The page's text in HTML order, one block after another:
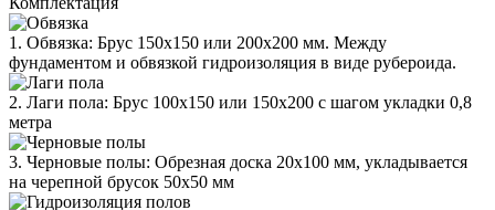
1. Обвязка: Брус 150х150 или 200х200 мм. Между
фундаментом и обвязкой гидроизоляция в виде рубероида.
2. Лаги пола: Брус 100х150 или 150х200 с шагом укладки 0,8
метра
3. Черновые полы: Обрезная доска 20х100 мм, укладывается
на черепной брусок 50х50 мм